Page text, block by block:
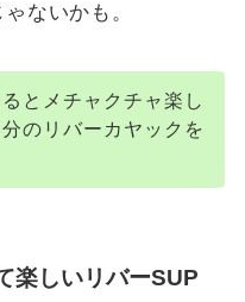
ないかも。
とメチャクチャ楽し
のリバーカヤックを
楽しいリバーSUP